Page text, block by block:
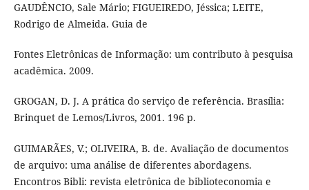
GAUDÊNCIO, Sale Mário; FIGUEIREDO, Jéssica; LEITE,
Rodrigo de Almeida. Guia de
Fontes Eletrônicas de Informação: um contributo à pesquisa
acadêmica. 2009.
GROGAN, D. J. A prática do serviço de referência. Brasília:
Brinquet de Lemos/Livros, 2001. 196 p.
GUIMARÃES, V.; OLIVEIRA, B. de. Avaliação de documentos
de arquivo: uma análise de diferentes abordagens.
Encontros Bibli: revista eletrônica de biblioteconomia e